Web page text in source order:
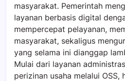
masyarakat. Pemerintah
layanan berbasis digital
mempercepat pelayanan,
masyarakat, sekaligus
yang selama ini dianggap
Mulai dari layanan
perizinan usaha melalui OSS,